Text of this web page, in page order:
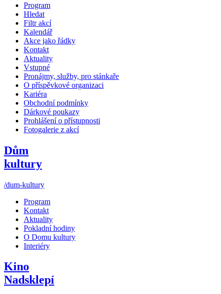
Program
Hledat
Filtr akcí
Kalendář
Akce jako řádky
Kontakt
Aktuality
Vstupné
Pronájmy, služby, pro stánkaře
O příspěvkové organizaci
Kariéra
Obchodní podmínky
Dárkové poukazy
Prohlášení o přístupnosti
Fotogalerie z akcí
Dům
kultury
/dum-kultury
Program
Kontakt
Aktuality
Pokladní hodiny
O Domu kultury
Interiéry
Kino
Nadsklepí